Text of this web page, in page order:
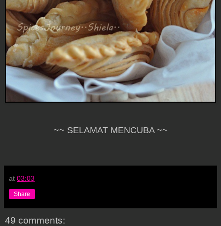
~~ SELAMAT MENCUBA ~~
at 03:03
Share
49 comments: